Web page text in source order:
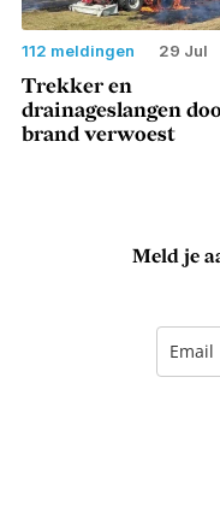
112 meldingen 29 Jul
Trekker en
drainageslangen
brand verwoest
Meld je